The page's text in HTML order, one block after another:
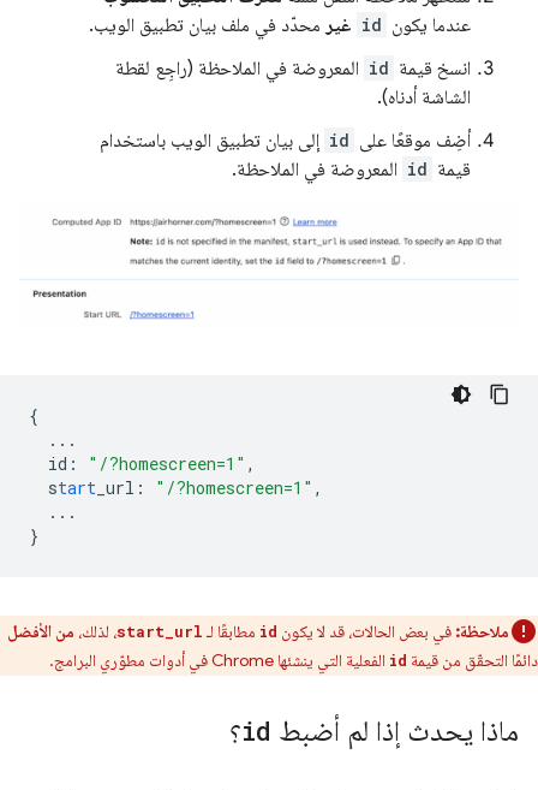
عندما يكون id غير محدّد في ملف بيان تطبيق الويب.
انسخ قيمة id المعروضة في الملاحظة (راجِع لقطة
الشاشة أدناه).
أضِف موقعًا على id إلى بيان تطبيق الويب باستخدام
قيمة id المعروضة في الملاحظة.
{
...
id : "/?homescreen=1" ,
start _url : "/?homescreen=1" ,
...
}
ملاحظة: في بعض الحالات، قد لا يكون id مطابقًا لـstart_url، لذلك، من الأفضل
دائمًا التحقّق من قيمة id الفعلية التي ينشئها Chrome في أدوات مطوّري البرامج.
ماذا يحدث إذا لم أضبط id؟